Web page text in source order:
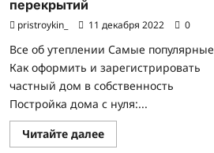
перекрытий
pristroykin_ 11 декабря 2022 0
Все об утеплении Самые популярные
Как оформить и зарегистрировать
частный дом в собственность
Постройка дома с нуля:...
Читайте далееПрочитать
больше